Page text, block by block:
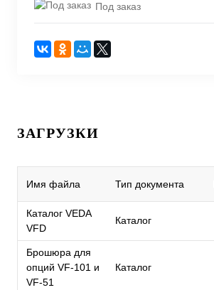
Под заказ
ЗАГРУЗКИ
Имя файла Тип документа
Каталог VEDA
VFD
Каталог
Брошюра для
опций VF-101 и
VF-51
Каталог